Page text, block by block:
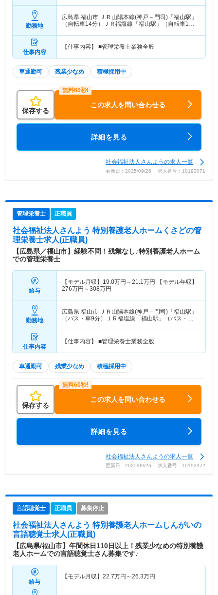
勤務地
広島県 福山市
ＪＲ山陽本線(神戸－門司)「福山駅」
（自転車14分）ＪＲ福塩線「福山駅」（自転車14
仕事内容
【仕事内容】 ■管理栄養士業務全般
車通勤可 残業少なめ 積極採用中
保存する
この求人を問い合わせる
詳細を見る
社会福祉法人さんようの求人一覧
更新日：2025/09/26 求人番号：10193071
管理栄養士 正職員
社会福祉法人さんよう 特別養護老人ホームくさどの管
理栄養士求人(正職員)
【広島県／福山市】経験不問！残業なし♪特別養護老人ホーム
での管理栄養士
給与
【モデル月収】 19.0万円～21.1 万円 【モデル年収】
276万円～308万円
勤務地
広島県 福山市
ＪＲ山陽本線(神戸－門司)「福山駅」
（バス・車9分）ＪＲ福塩線「福山駅」（バス・車9
仕事内容
【仕事内容】 ■管理栄養士業務全般
車通勤可 残業少なめ 積極採用中
保存する
この求人を問い合わせる
詳細を見る
社会福祉法人さんようの求人一覧
更新日：2025/09/26 求人番号：10192972
言語聴覚士 正職員 募集停止
社会福祉法人さんよう 特別養護老人ホームしんがいの
言語聴覚士求人(正職員)
【広島県/福山市】年間休日110日以上！残業少なめの特別養護
老人ホームでの言語聴覚士さん募集です♪
給与
【モデル月収】 22.7万円～26.3万円